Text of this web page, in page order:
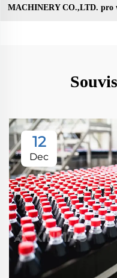
MACHINERY CO.,LTD. pro
12
Dec